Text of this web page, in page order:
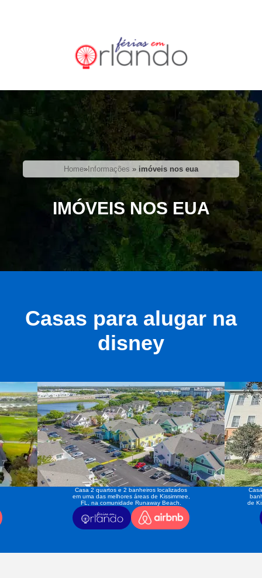
Home» Informações » imóveis nos eua
IMÓVEIS NOS EUA
Casas para alugar na
disney
Casa 2 quartos e 2 banheiros localizados
em uma das melhores áreas de Kissimmee,
FL, na comunidade Runaway Beach.
de